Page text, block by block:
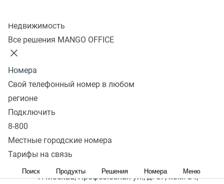
Недвижимость
Все решения MANGO OFFICE
Номера
Свой телефонный номер в любом
регионе
Подключить
8-800
Местные городские номера
Тарифы на связь
Поиск Продукты Решения Номера Меню
термины в значении, указанном ниже:
2.1.1. Оператор персональных данных —
2.1.2. Обработчик — Общество с ограниченной
709 501 144 ОГРН 1 037 739 829 027
г. Москва, Профсоюзная ул., д. 57, ком. 84;